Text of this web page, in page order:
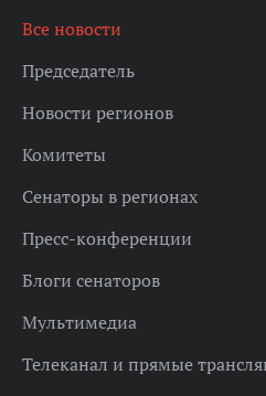
Все новости
Председатель
Новости регионов
Комитеты
Сенаторы в регионах
Пресс-конференции
Блоги сенаторов
Мультимедиа
Телеканал и прямые